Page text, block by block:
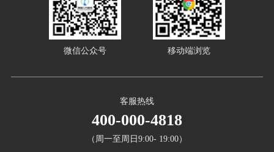
客服热线
400-000-4818
（周一至周日9:00- 19:00）
微信公众号 移动端浏览